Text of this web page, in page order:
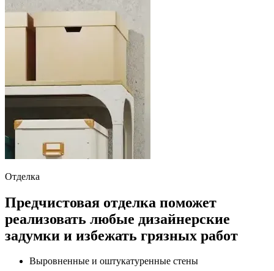
Отделка
Предчистовая отделка поможет
реализовать любые дизайнерские
задумки и избежать грязных работ
Выровненные и оштукатуренные стены